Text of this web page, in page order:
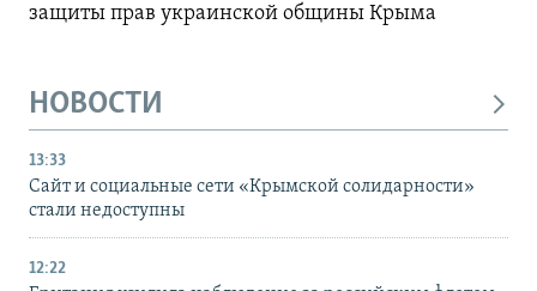
защиты прав украинской общины Крыма
НОВОСТИ
13:33
Сайт и социальные сети «Крымской солидарности»
стали недоступны
12:22